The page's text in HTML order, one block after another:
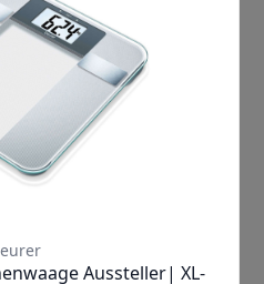
eines Nutzers
Nutzer eine Website auf, so
des Nutzers
enthält eine
die eine eindeutige
beim erneuten Aufrufen der
über die Verwendung von